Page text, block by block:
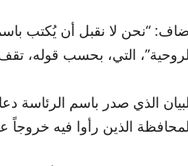
“نحن لا نقبل أن يُكتب
التي، بحسب قوله،
الذي صدر باسم الرئاسة
الذين رأوا فيه